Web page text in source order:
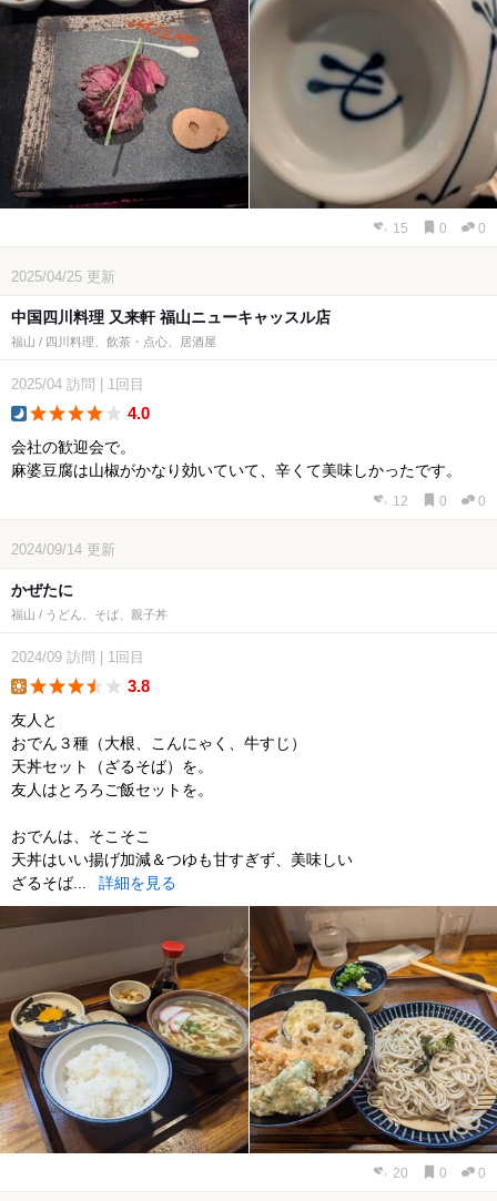
15 0 0
2025/04/25 更新
中国四川料理 又来軒 福山ニューキャッスル店
福山 / 四川料理、飲茶・点心、居酒屋
2025/04 訪問 1回目
4.0
会社の歓迎会で。
麻婆豆腐は山椒がかなり効いていて、辛くて美味しかったです。
12 0 0
2024/09/14 更新
かぜたに
福山 / うどん、そば、親子丼
2024/09 訪問 1回目
3.8
友人と
おでん３種（大根、こんにゃく、牛すじ）
天丼セット（ざるそば）を。
友人はとろろご飯セットを。
おでんは、そこそこ
天丼はいい揚げ加減＆つゆも甘すぎず、美味しい
ざるそば...
詳細を見る
20 0 0